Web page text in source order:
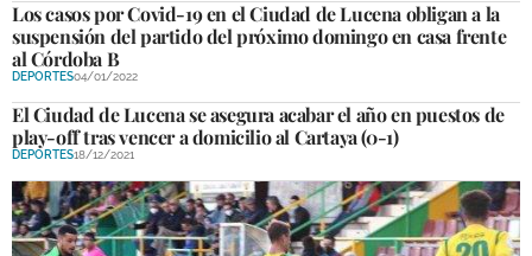
Los casos por Covid-19 en el Ciudad de Lucena obligan a la
suspensión del partido del próximo domingo en casa frente
al Córdoba B
DEPORTES04/01/2022
El Ciudad de Lucena se asegura acabar el año en puestos de
play-off tras vencer a domicilio al Cartaya (0-1)
DEPORTES18/12/2021